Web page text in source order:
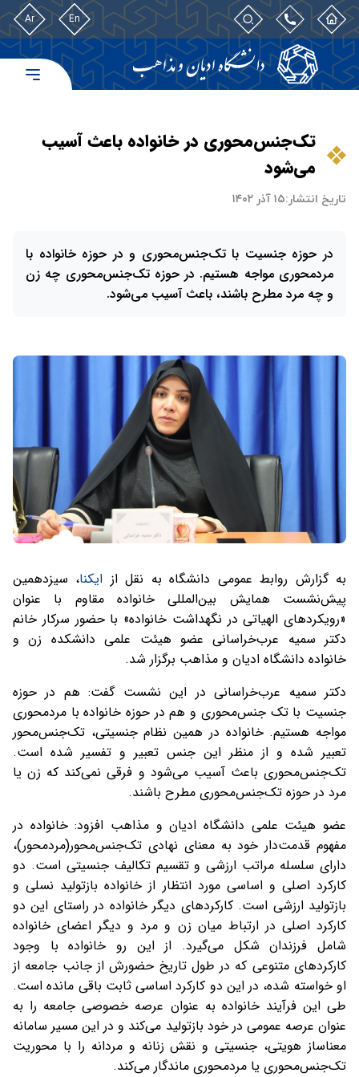
En
Ar
تک‌جنس‌محوری در خانواده باعث آسیب
می‌شود
تاریخ انتشار:۱۵ آذر ۱۴۰۲
در حوزه جنسیت با تک‌جنس‌محوری و در حوزه خانواده با
مردمحوری مواجه هستیم. در حوزه تک‌جنس‌محوری چه زن
و چه مرد مطرح باشند، باعث آسیب می‌شود.
به گزارش روابط عمومی دانشگاه به نقل از ایکنا، سیزدهمین
پیش‌نشست همایش بین‌المللی خانواده مقاوم با عنوان
«رویکرد‌های الهیاتی در نگهداشت خانواده» با حضور سرکار خانم
دکتر سمیه عرب‌خراسانی عضو هیئت علمی دانشکده زن و
خانواده دانشگاه ادیان و مذاهب برگزار شد.
دکتر سمیه عرب‌خراسانی در این نشست گفت: هم در حوزه
جنسیت با تک جنس‌محوری و هم در حوزه خانواده با مردمحوری
مواجه هستیم. خانواده در همین نظام جنسیتی، تک‌جنس‌محور
تعبیر شده و از منظر این جنس تعبیر و تفسیر شده است.
تک‌جنس‌محوری باعث آسیب می‌شود و فرقی نمی‌کند که زن یا
مرد در حوزه تک‌جنس‌محوری مطرح باشند.
عضو هیئت علمی دانشگاه ادیان و مذاهب افزود: خانواده در
مفهوم قدمت‌دار خود به معنای نهادی تک‌جنس‌محور(مردمحور)،
دارای سلسله مراتب ارزشی و تقسیم تکالیف جنسیتی است. دو
کارکرد اصلی و اساسی مورد انتظار از خانواده بازتولید نسلی و
بازتولید ارزشی است. کارکردهای دیگر خانواده در راستای این دو
کارکرد اصلی در ارتباط میان زن و مرد و دیگر اعضای خانواده
شامل فرزندان شکل می‌گیرد. از این رو خانواده با وجود
کارکردهای متنوعی که در طول تاریخ حضورش از جانب جامعه از
او خواسته شده، در این دو کارکرد اساسی ثابت باقی مانده است.
طی این فرآیند خانواده به عنوان عرصه خصوصی جامعه را به
عنوان عرصه عمومی در خود بازتولید می‌کند و در این مسیر سامانه
معناساز هویتی، جنسیتی و نقش زنانه و مردانه را با محوریت
تک‌جنس‌محوری یا مردمحوری ماندگار می‌کند.